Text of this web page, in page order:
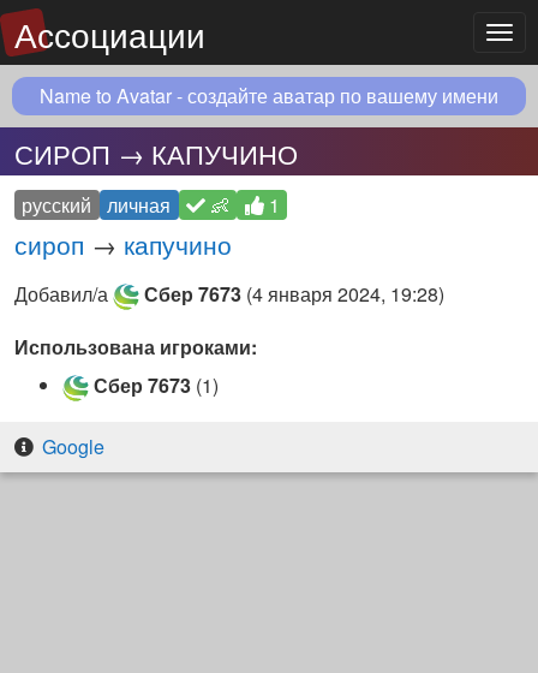
Ассоциации
Name to Avatar - создайте аватар по вашему имени
СИРОП → КАПУЧИНО
русский личная 👶 1
сироп → капучино
Добавил/а Сбер 7673 (4 января 2024, 19:28)
Использована игроками:
Сбер 7673 (1)
Google